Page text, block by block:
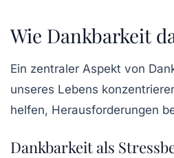
Wie Dankbarkeit
Ein zentraler Aspekt von
unseres Lebens
helfen, Herausforderungen
Dankbarkeit als